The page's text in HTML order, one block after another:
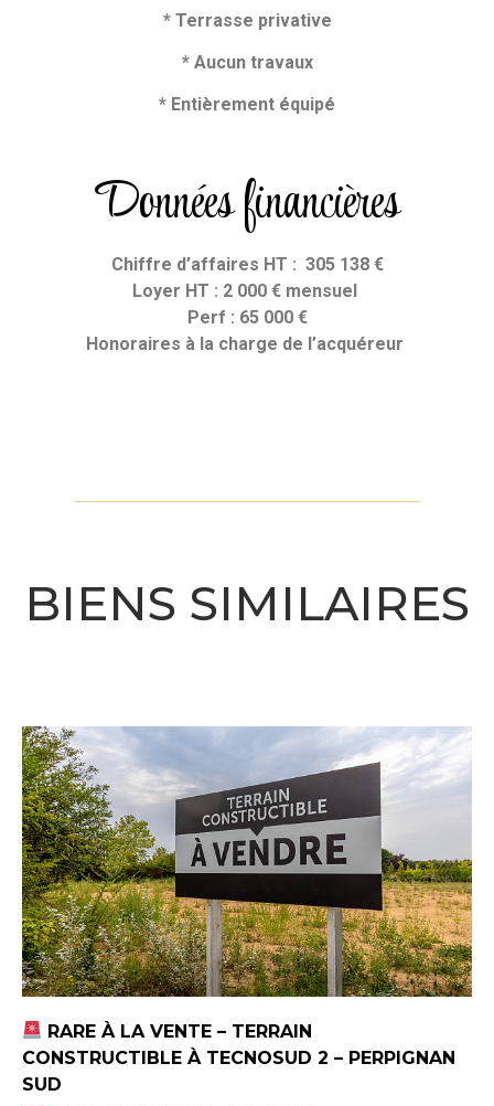
* Terrasse privative
* Aucun travaux
* Entièrement équipé
Données financières
Chiffre d’affaires HT : 305 138 €
Loyer HT : 2 000 € mensuel
Perf : 65 000 €
Honoraires à la charge de l’acquéreur
BIENS SIMILAIRES
RARE À LA VENTE – TERRAIN
CONSTRUCTIBLE À TECNOSUD 2 – PERPIGNAN
SUD